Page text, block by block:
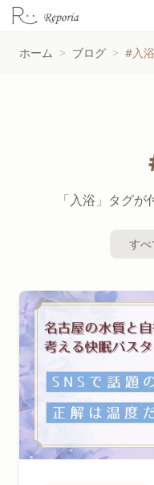
ホーム > ブログ > #入浴
「入浴」タグ
す
#入浴タグの記事一覧